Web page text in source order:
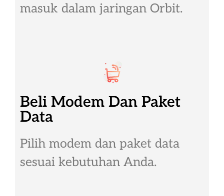
masuk dalam jaringan Orbit.
Beli Modem Dan Paket
Data
Pilih modem dan paket data
sesuai kebutuhan Anda.